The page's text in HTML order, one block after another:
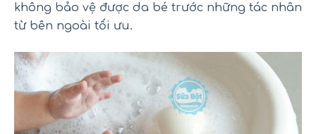
không bảo vệ được da bé trước những tác nhân
từ bên ngoài tối ưu.